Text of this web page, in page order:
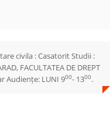
civila : Casatorit Studii :
FACULTATEA DE DREPT
Audiențe: LUNI 900- 1300.